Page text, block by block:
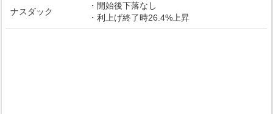
ナスダック
・開始後下落なし
・利上げ終了時26.4%上昇